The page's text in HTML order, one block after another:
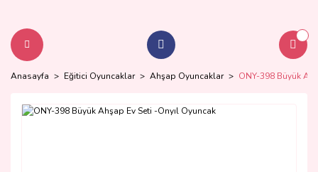
Anasayfa Eğitici Oyuncaklar Ahşap Oyuncaklar ONY-398 Büyük